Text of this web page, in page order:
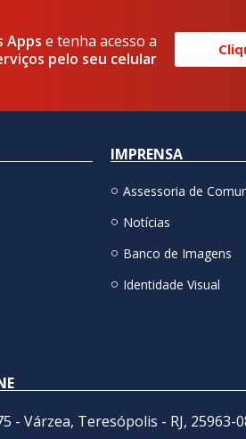
Appse tenha acesso a
pelo seu celular
IMPRENSA
Assessoria de
Notícias
Banco de Imagens
Identidade Visual
- Várzea, Teresópolis - RJ, 25963-